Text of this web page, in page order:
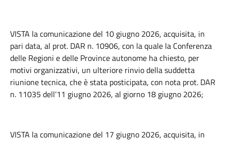
VISTA la comunicazione del 10 giugno 2026, acquisita, in
pari data, al prot. DAR n. 10906, con la quale la Conferenza
delle Regioni e delle Province autonome ha chiesto, per
motivi organizzativi, un ulteriore rinvio della suddetta
riunione tecnica, che è stata posticipata, con nota prot. DAR
n. 11035 dell’11 giugno 2026, al giorno 18 giugno 2026;
VISTA la comunicazione del 17 giugno 2026, acquisita, in